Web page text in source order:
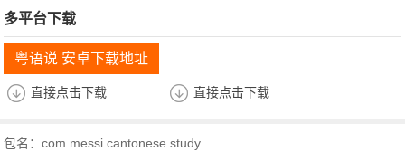
多平台下载
粤语说 安卓下载地址
直接点击下载 直接点击下载
包名：com.messi.cantonese.study